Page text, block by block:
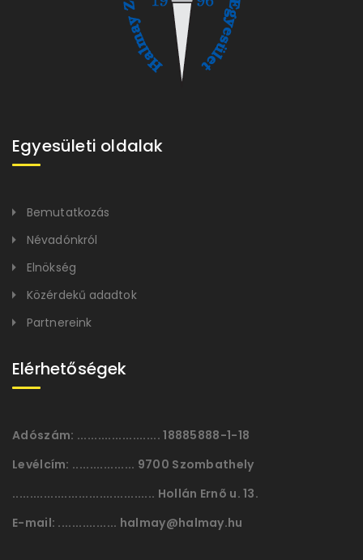
Egyesületi oldalak
Bemutatkozás
Névadónkról
Elnökség
Közérdekű adadtok
Partnereink
Elérhetőségek
Adószám: ........................ 18885888-1-18
Levélcím: .................. 9700 Szombathely
......................................... Hollán Ernõ u. 13.
E-mail: ................. halmay@halmay.hu